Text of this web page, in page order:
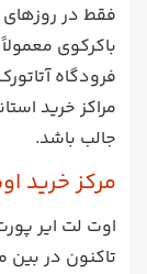
فقط در روزهای
باکرکوی
فرودگاه
مراکز خرید
جالب باشد.
مرکز خرید
تاکنون در بین